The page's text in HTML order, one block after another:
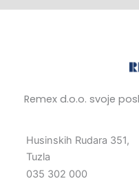
Remex d.o.o. svoje
Husinskih Rudara 351,
Tuzla
035 302 000